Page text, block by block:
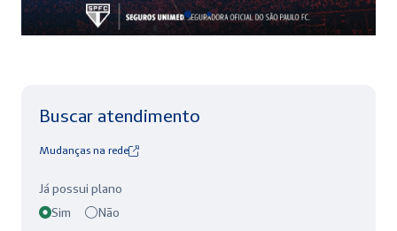
Buscar atendimento
Mudanças na rede
Já possui plano
Sim
Não